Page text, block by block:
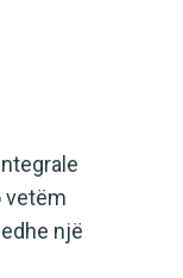
vetëm
një